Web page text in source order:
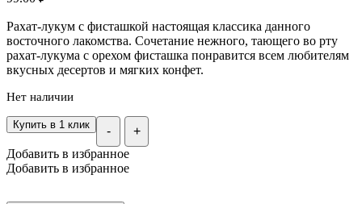
Рахат-лукум с фисташкой настоящая классика данного
восточного лакомства. Сочетание нежного, тающего во рту
рахат-лукума с орехом фисташка понравится всем любителям
вкусных десертов и мягких конфет.
Нет наличии
- +
Купить в 1 клик
Добавить в избранное
Добавить в избранное